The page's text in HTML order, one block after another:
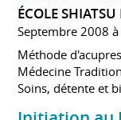
ÉCOLE
Septembre 2008
Méthode
Médecine
Soins, détente et